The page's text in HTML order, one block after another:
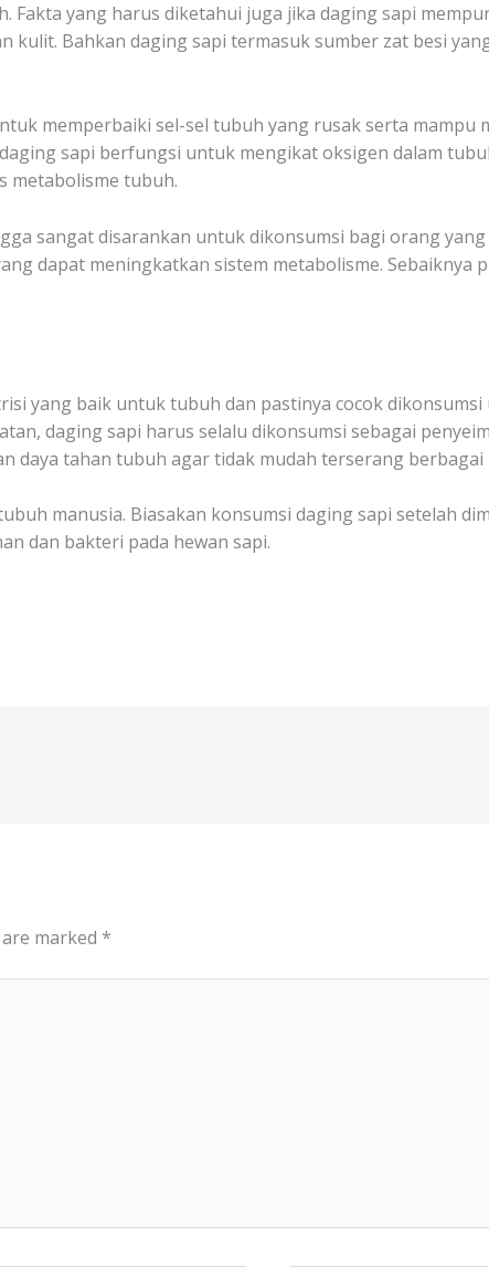
Fakta yang harus diketahui juga jika daging sapi
kulit. Bahkan daging sapi termasuk sumber zat besi
memperbaiki sel-sel tubuh yang rusak serta mampu
sapi berfungsi untuk mengikat oksigen dalam
metabolisme tubuh.
sangat disarankan untuk dikonsumsi bagi orang
dapat meningkatkan sistem metabolisme. Sebaiknya
yang baik untuk tubuh dan pastinya cocok dikonsumsi
daging sapi harus selalu dikonsumsi sebagai
daya tahan tubuh agar tidak mudah terserang berbagai
manusia. Biasakan konsumsi daging sapi setelah
dan bakteri pada hewan sapi.
marked *